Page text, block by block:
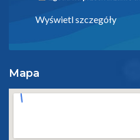
Wyświetl szczegóły
Mapa